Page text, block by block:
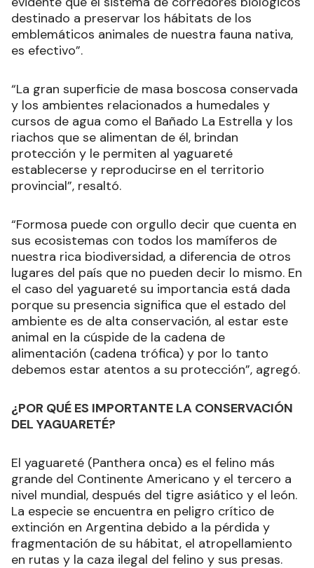
destinado a preservar los hábitats de los
emblemáticos animales de nuestra fauna nativa,
es efectivo”.
“La gran superficie de masa boscosa conservada
y los ambientes relacionados a humedales y
cursos de agua como el Bañado La Estrella y los
riachos que se alimentan de él, brindan
protección y le permiten al yaguareté
establecerse y reproducirse en el territorio
provincial”, resaltó.
“Formosa puede con orgullo decir que cuenta en
sus ecosistemas con todos los mamíferos de
nuestra rica biodiversidad, a diferencia de otros
lugares del país que no pueden decir lo mismo. En
el caso del yaguareté su importancia está dada
porque su presencia significa que el estado del
ambiente es de alta conservación, al estar este
animal en la cúspide de la cadena de
alimentación (cadena trófica) y por lo tanto
debemos estar atentos a su protección”, agregó.
¿POR QUÉ ES IMPORTANTE LA CONSERVACIÓN
DEL YAGUARETÉ?
El yaguareté (Panthera onca) es el felino más
grande del Continente Americano y el tercero a
nivel mundial, después del tigre asiático y el león.
La especie se encuentra en peligro crítico de
extinción en Argentina debido a la pérdida y
fragmentación de su hábitat, el atropellamiento
en rutas y la caza ilegal del felino y sus presas.